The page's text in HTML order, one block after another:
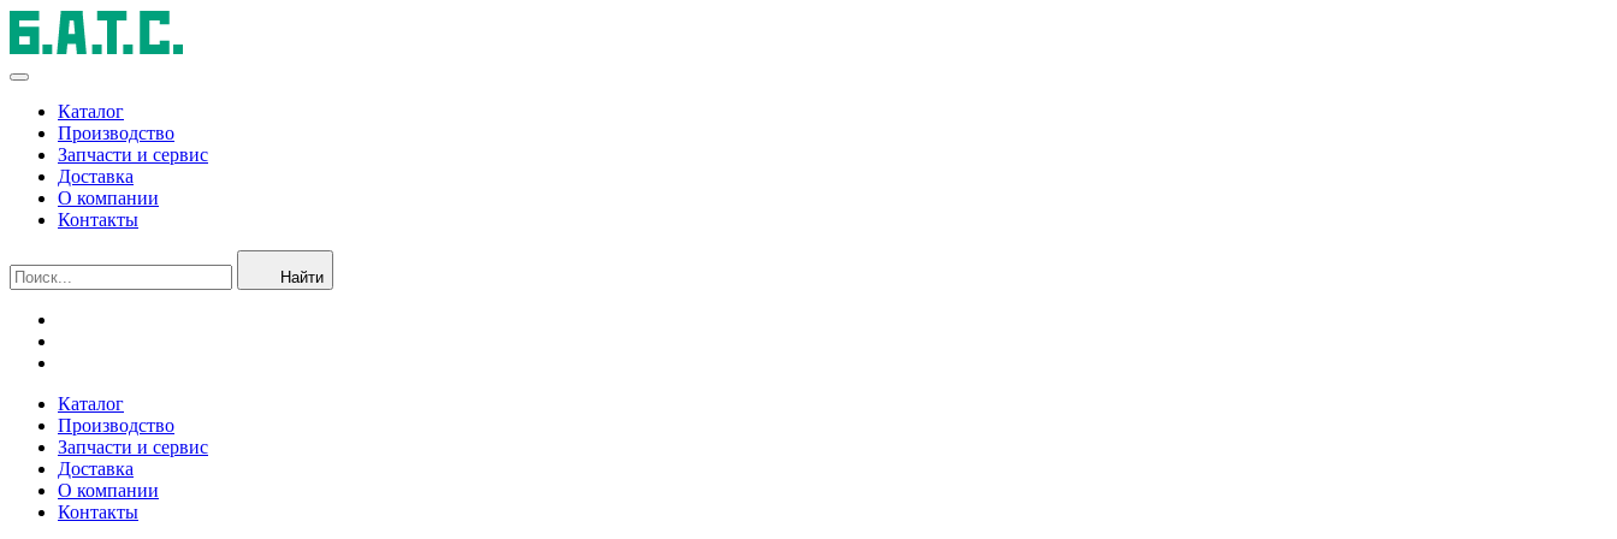
Каталог
Производство
Запчасти и сервис
Доставка
О компании
Контакты
Найти
Каталог
Производство
Запчасти и сервис
Доставка
О компании
Контакты